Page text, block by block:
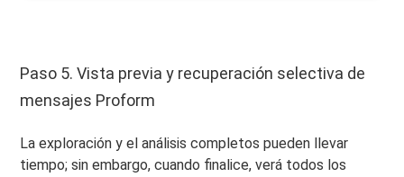
Paso 5. Vista previa y recuperación selectiva de
mensajes Proform
La exploración y el análisis completos pueden llevar
tiempo; sin embargo, cuando finalice, verá todos los